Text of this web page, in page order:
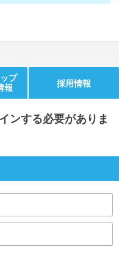
動画で対策講座をチェック
よくある質問
プ
報
採用情報
ンする必要がありま